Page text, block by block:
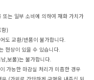
는 일부 소비에 의하여 재화 가치가
함)
도 교환/반품이 불가합니다.
현상이 있을 수 있습니다.
,보풀)는 불가합니다.
가능한 마감실 처리가 미흡한 경우